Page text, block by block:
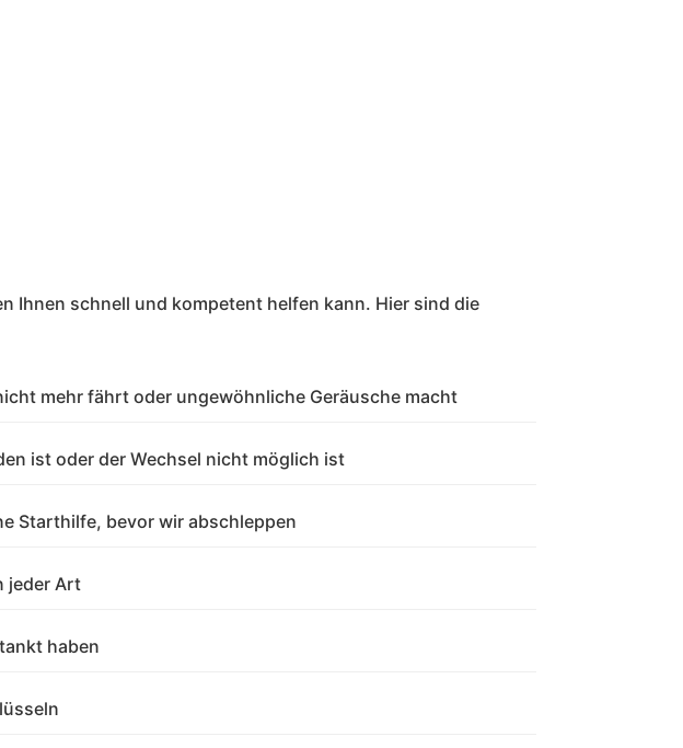
Ihnen schnell und kompetent helfen kann. Hier sind die
mehr fährt oder ungewöhnliche Geräusche macht
ist oder der Wechsel nicht möglich ist
Starthilfe, bevor wir abschleppen
jeder Art
haben